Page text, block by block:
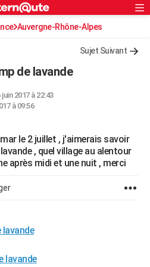
Rechercher
Auvergne-Rhône-Alpes
Sujet Suivant
de lavande
2017 à 22:43
à 09:56
le 2 juillet , j'aimerais savoir
, quel village au alentour
après midi et une nuit , merci
lavande
lavande